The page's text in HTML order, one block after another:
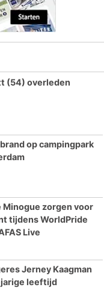
(54) overleden
op campingpark
Minogue zorgen voor
tijdens WorldPride
Live
Jerney Kaagman
leeftijd